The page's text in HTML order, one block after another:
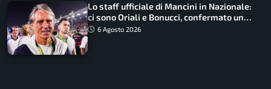
Lo staff ufficiale di Mancini in Nazionale:
ci sono Oriali e Bonucci, confermato un
ritorno
6 Agosto 2026